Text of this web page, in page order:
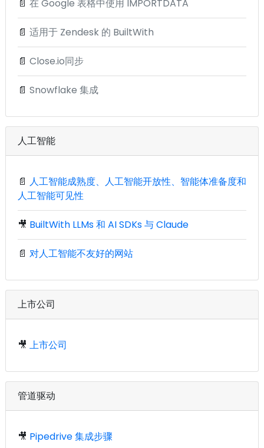
📄 在 Google 表格中使用 IMPORTDATA
📄 适用于 Zendesk 的 BuiltWith
📄 Close.io同步
📄 Snowflake 集成
人工智能
📄 人工智能成熟度、人工智能开放性、智能体准备度和
人工智能可见性
🎥 BuiltWith LLMs 和 AI SDKs 与 Claude
📄 对人工智能不友好的网站
上市公司
🎥 上市公司
管道驱动
🎥 Pipedrive 集成步骤